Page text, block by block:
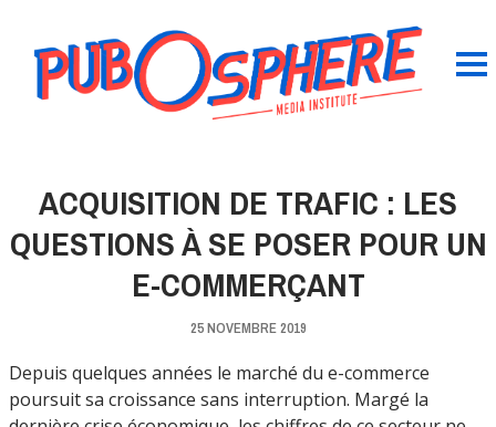
ACQUISITION DE TRAFIC : LES
QUESTIONS À SE POSER POUR UN
E-COMMERÇANT
25 NOVEMBRE 2019
Depuis quelques années le marché du e-commerce
poursuit sa croissance sans interruption. Margé la